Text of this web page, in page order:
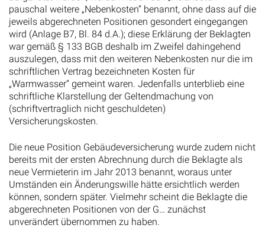
pauschal weitere „Nebenkosten“ benannt, ohne dass auf die
jeweils abgerechneten Positionen gesondert eingegangen
wird (Anlage B7, Bl. 84 d.A.); diese Erklärung der Beklagten
war gemäß § 133 BGB deshalb im Zweifel dahingehend
auszulegen, dass mit den weiteren Nebenkosten nur die im
schriftlichen Vertrag bezeichneten Kosten für
„Warmwasser“ gemeint waren. Jedenfalls unterblieb eine
schriftliche Klarstellung der Geltendmachung von
(schriftvertraglich nicht geschuldeten)
Versicherungskosten.
Die neue Position Gebäudeversicherung wurde zudem nicht
bereits mit der ersten Abrechnung durch die Beklagte als
neue Vermieterin im Jahr 2013 benannt, woraus unter
Umständen ein Änderungswille hätte ersichtlich werden
können, sondern später. Vielmehr scheint die Beklagte die
abgerechneten Positionen von der G… zunächst
unverändert übernommen zu haben.